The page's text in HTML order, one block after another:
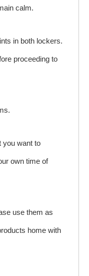
calm.
in both lockers.
proceeding to
you want to
own time of
use them as
home with